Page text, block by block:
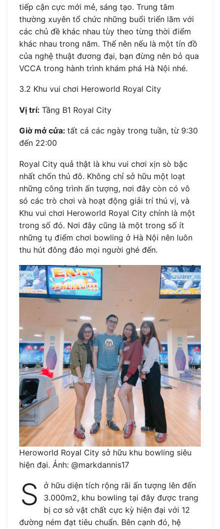
tiếp cận cực mới mẻ, sáng tạo. Trung tâm
thường xuyên tổ chức những buổi triển lãm với
các chủ đề khác nhau tùy theo từng thời điểm
khác nhau trong năm. Thế nên nếu là một tín đồ
của nghệ thuật đương đại, bạn đừng nên bỏ qua
VCCA trong hành trình khám phá Hà Nội nhé.
3.2 Khu vui chơi Heroworld Royal City
Vị trí: Tầng B1 Royal City
Giờ mở cửa: tất cả các ngày trong tuần, từ 9:30
đến 22:00
Royal City quả thật là khu vui chơi xịn sò bậc
nhất chốn thủ đô. Không chỉ sở hữu một loạt
những công trình ấn tượng, nơi đây còn có vô
só các trò chơi và hoạt động giải trí thú vị, và
Khu vui chơi Heroworld Royal City chính là một
trong số đó. Nơi đây cũng là một trong số ít
những tụ điểm chơi bowling ở Hà Nội nên luôn
thu hút đông đảo mọi người ghé đến.
Heroworld Royal City sở hữu khu bowling siêu
hiện đại. Ảnh: @markdannis17
S
ở hữu diện tích rộng rãi ấn tượng lên đến
3.000m2, khu bowling tại đây được trang
bị cơ sở vật chất cực kỳ hiện đại với 12
đường ném đạt tiêu chuẩn. Bên cạnh đó, hệ